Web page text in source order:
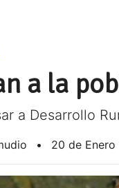
a la
a Desarrollo
• 20 de